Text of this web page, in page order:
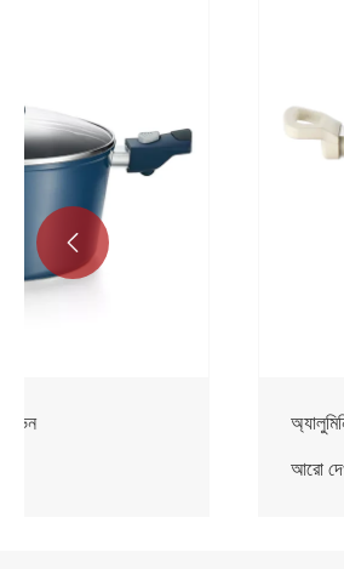
অ্যালুমিনিয়াম নন-স্টিক মার্বেল লেপ ডাচ
